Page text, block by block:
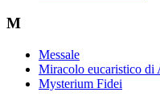
M
Messale
Miracolo eucaristico di
Mysterium Fidei